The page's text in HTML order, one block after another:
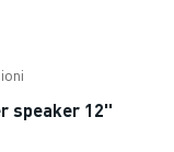
speaker 12''